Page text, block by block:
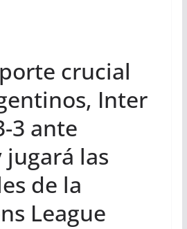
crucial
Inter
3 ante
jugará las
de la
League